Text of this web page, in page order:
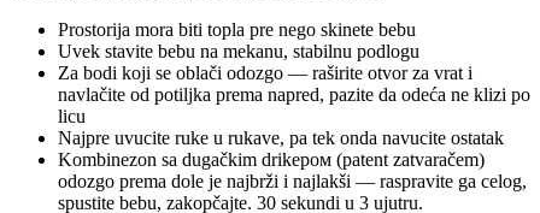
Prostorija mora biti topla pre nego skinete bebu
Uvek stavite bebu na mekanu, stabilnu podlogu
Za bodi koji se oblači odozgo — raširite otvor za vrat i
navlačite od potiljka prema napred, pazite da odeća ne klizi po
licu
Najpre uvucite ruke u rukave, pa tek onda navucite ostatak
Kombinezon sa dugačkim drikером (patent zatvaračem)
odozgo prema dole je najbrži i najlakši — raspravite ga celog,
spustite bebu, zakopčajte. 30 sekundi u 3 ujutru.